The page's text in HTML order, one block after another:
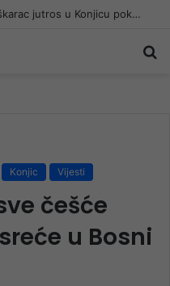
Nana Fata Orlović, simbol borbe za pravdu, proslavila 83. rođendan
Konjic Vijesti
češće
u Bosni